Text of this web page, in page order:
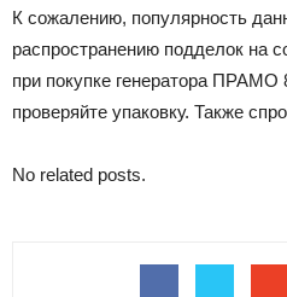
К сожалению, популярность
распространению подделок на
при покупке генератора ПРАМО
проверяйте упаковку. Также
No related posts.